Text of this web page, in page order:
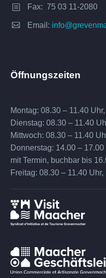
b
b Fax: 75 03 11-2080

 Email:
Öffnungszeiten
Montag: 08.30 – 11.40
Dienstag: 08.30 – 11.40
Mittwoch: 08.30 – 11.40
Donnerstag: 14.00 –
mit Termin, buchbar bis
Freitag: 08.30 – 11.40